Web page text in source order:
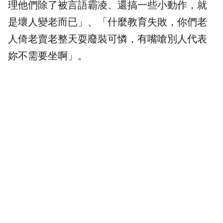
理他們除了被言語霸凌、還搞一些小動作，就
是壞人變老而已」、「什麼教育失敗，你們老
人倚老賣老整天耍廢裝可憐，有嘴嗆別人代表
妳不需要坐啊」。